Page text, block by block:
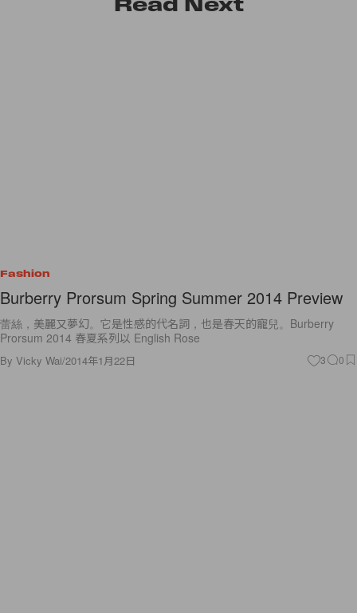
Read Next
Fashion
Burberry Prorsum Spring Summer 2014 Preview
蕾絲，美麗又夢幻。它是性感的代名詞，也是春天的寵兒。Burberry
Prorsum 2014 春夏系列以 English Rose
By Vicky Wai/2014年1月22日 3 0